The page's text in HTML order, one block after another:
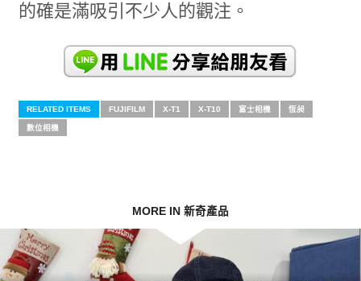
的確是滿吸引不少人的觀注。
RELATED ITEMS FUJIFILM X-T1 X-T10 富士相機 恆昶
數位相機
MORE IN 新奇產品